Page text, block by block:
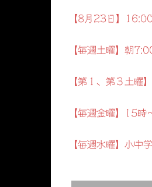
【8月23日】
【毎週土曜】朝
【第１、第３土曜
【毎週金曜】15
【毎週水曜】小中